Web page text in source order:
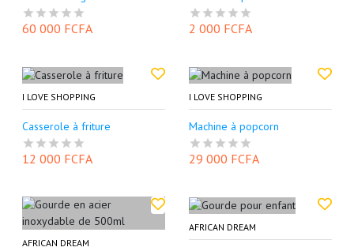
60 000 FCFA 2 000 FCFA
I LOVE SHOPPING
Casserole à friture
12 000 FCFA
I LOVE SHOPPING
Machine à popcorn
29 000 FCFA
AFRICAN DREAM
AFRICAN DREAM